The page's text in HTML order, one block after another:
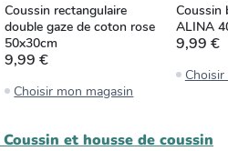
Coussin rectangulaire
double gaze de coton rose
50x30cm
9,99 €
Choisir mon magasin
Coussin
ALINA
9,99 €
Coussin et housse de coussin